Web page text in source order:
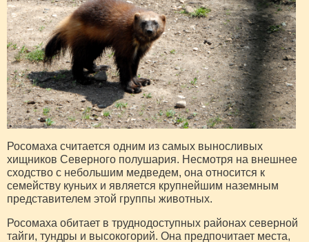
Росомаха считается одним из самых выносливых
хищников Северного полушария. Несмотря на внешнее
сходство с небольшим медведем, она относится к
семейству куньих и является крупнейшим наземным
представителем этой группы животных.
Росомаха обитает в труднодоступных районах северной
тайги, тундры и высокогорий. Она предпочитает места,